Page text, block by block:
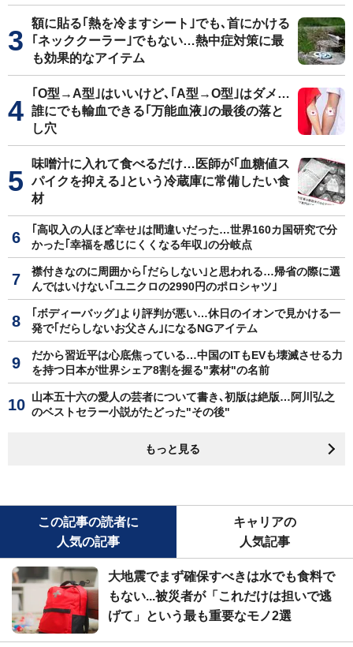
額に貼る｢熱を冷ますシート｣でも､首にかける
｢ネッククーラー｣でもない…熱中症対策に最
も効果的なアイテム
｢O型→A型｣はいいけど､｢A型→O型｣はダメ…
誰にでも輸血できる｢万能血液｣の最後の落と
し穴
味噌汁に入れて食べるだけ…医師が｢血糖値ス
パイクを抑える｣という冷蔵庫に常備したい食
材
｢高収入の人ほど幸せ｣は間違いだった…世界160カ国研究で分
かった｢幸福を感じにくくなる年収｣の分岐点
襟付きなのに周囲から｢だらしない｣と思われる…帰省の際に選
んではいけない｢ユニクロの2990円のポロシャツ｣
｢ボディーバッグ｣より評判が悪い…休日のイオンで見かける一
発で｢だらしないお父さん｣になるNGアイテム
だから習近平は心底焦っている…中国のITもEVも壊滅させる力
を持つ日本が世界シェア8割を握る"素材"の名前
山本五十六の愛人の芸者について書き､初版は絶版…阿川弘之
のベストセラー小説がたどった"その後"
もっと見る
この記事の読者に
人気の記事
キャリアの
人気記事
大地震でまず確保すべきは水でも食料で
もない...被災者が「これだけは担いで逃
げて」という最も重要なモノ2選